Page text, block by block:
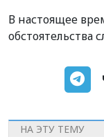
В настоящее
обстоятельства
НА ЭТУ ТЕМУ